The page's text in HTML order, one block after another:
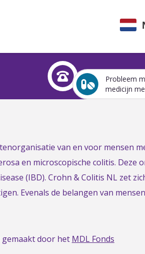
Crohn en colitis (IBD)
met
Probleem
medicijn
van en voor mensen
en microscopische colitis. Deze
(IBD). Crohn & Colitis NL zet
Evenals de belangen van
gemaakt door het MDL Fonds